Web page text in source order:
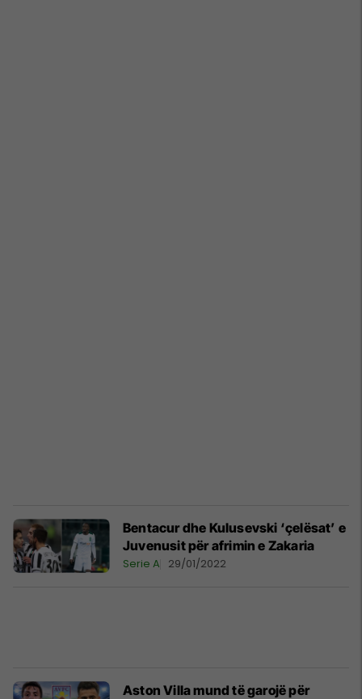
Bentacur dhe Kulusevski ‘çelësat’ e
Juvenusit për afrimin e Zakaria
Serie A 29/01/2022
Aston Villa mund të garojë për